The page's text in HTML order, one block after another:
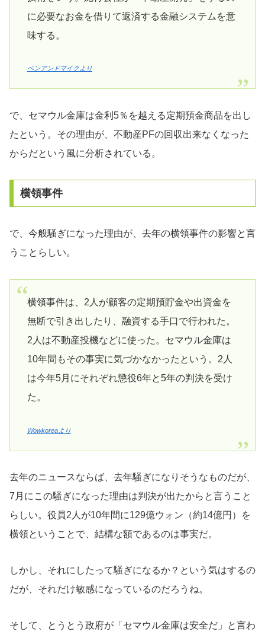
に必要なお金を借りて返済する金融システムを意
味する。
ペンアンドマイクより
で、セマウル金庫は金利5％を越える定期預金商品を出し
たという。その理由が、不動産PFの回収出来なくなった
からだという風に分析されている。
横領事件
で、今般騒ぎになった理由が、去年の横領事件の影響と言
うことらしい。
横領事件は、2人が顧客の定期預貯金や出資金を
無断で引き出したり、融資する手口で行われた。
2人は不動産投機などに使った。セマウル金庫は
10年間もその事実に気づかなかったという。2人
は今年5月にそれぞれ懲役6年と5年の判決を受け
た。
Wowkoreaより
去年のニュースならば、去年騒ぎになりそうなものだが、
7月にこの騒ぎになった理由は判決が出たからと言うこと
らしい。役員2人が10年間に129億ウォン（約14億円）を
横領ということで、結構な額であるのは事実だ。
しかし、それにしたって騒ぎになるか？という気はするの
だが、それだけ敏感になっているのだろうね。
そして、とうとう政府が「セマウル金庫は安全だ」と言わ